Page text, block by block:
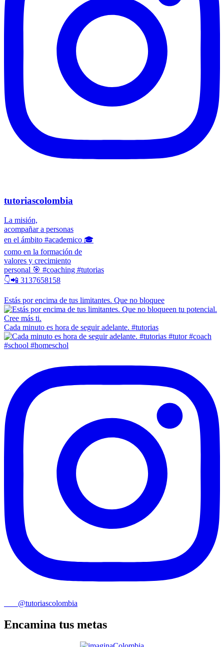
tutoriascolombia
La misión,
acompañar a personas
en el ámbito #academico 🎓
como en la formación de
valores y crecimiento
personal 🎯 #coaching #tutorias
👇📲 3137658158
Estás por encima de tus limitantes. Que no bloquee
Cada minuto es hora de seguir adelante. #tutorias
@tutoriascolombia
Encamina tus metas